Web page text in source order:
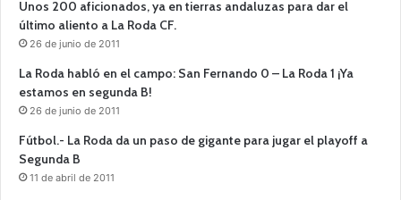
Unos 200 aficionados, ya en tierras andaluzas para dar el
último aliento a La Roda CF.
26 de junio de 2011
La Roda habló en el campo: San Fernando 0 – La Roda 1 ¡Ya
estamos en segunda B!
26 de junio de 2011
Fútbol.- La Roda da un paso de gigante para jugar el playoff a
Segunda B
11 de abril de 2011